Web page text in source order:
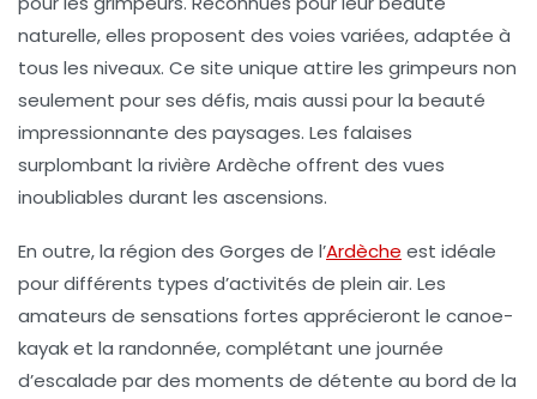
naturelle, elles proposent des voies variées, adaptée à
tous les niveaux. Ce site unique attire les grimpeurs non
seulement pour ses défis, mais aussi pour la beauté
impressionnante des paysages. Les falaises
surplombant la rivière Ardèche offrent des vues
inoubliables durant les ascensions.
En outre, la région des Gorges de l’Ardèche est idéale
pour différents types d’activités de plein air. Les
amateurs de sensations fortes apprécieront le canoe-
kayak et la randonnée, complétant une journée
d’escalade par des moments de détente au bord de la